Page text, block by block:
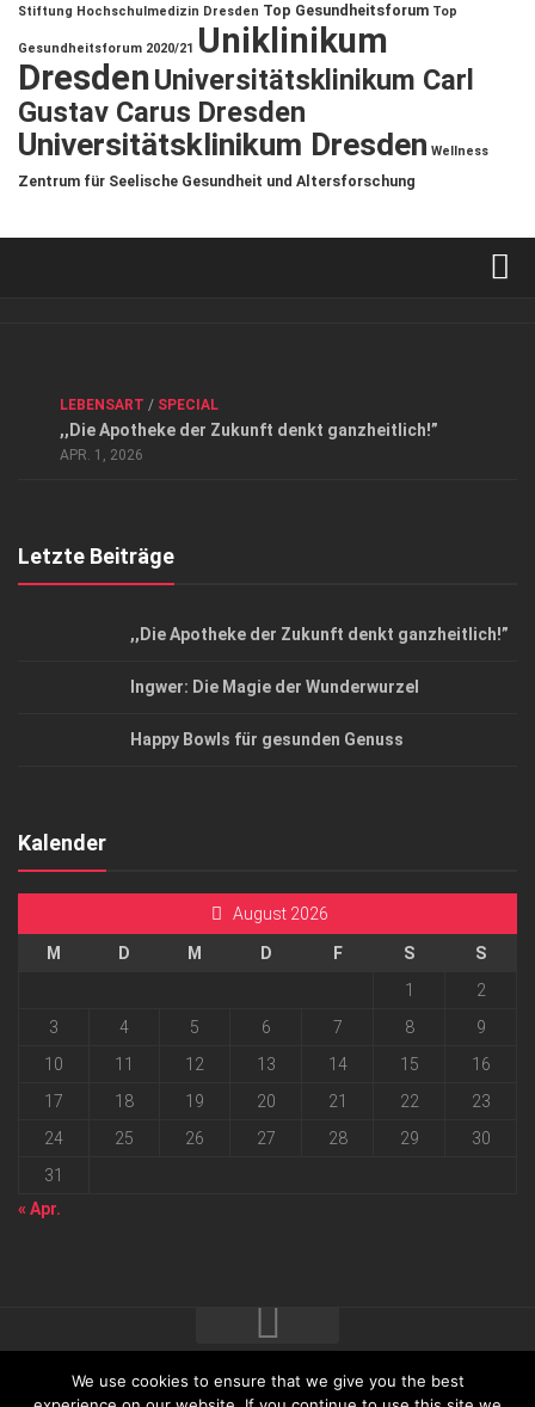
Stiftung Hochschulmedizin Dresden Top Gesundheitsforum Top
Gesundheitsforum 2020/21 Uniklinikum
DresdenUniversitätsklinikum Carl
Gustav Carus Dresden
Universitätsklinikum Dresden Wellness
Zentrum für Seelische Gesundheit und Altersforschung
Datenschutzerklärung
Top Magazin Dresden / Ostsachsen
LEBENSART / SPECIAL
,,Die Apotheke der Zukunft denkt ganzheitlich!”
APR. 1, 2026
Letzte Beiträge
,,Die Apotheke der Zukunft denkt ganzheitlich!”
Ingwer: Die Magie der Wunderwurzel
Happy Bowls für gesunden Genuss
Kalender
August 2026
M D M D F S
S
1
2
3
4 5 6 7 8
9
10
11 12 13 14 15
16
17
18 19 20 21 22
23
24
25 26 27 28 29
30
31
« Apr.
We use cookies to ensure that we give you the best